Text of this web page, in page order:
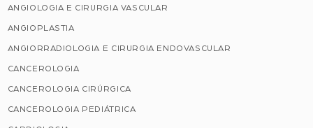
ANGIOLOGIA E CIRURGIA VASCULAR
ANGIOPLASTIA
ANGIORRADIOLOGIA E CIRURGIA ENDOVASCULAR
CANCEROLOGIA
CANCEROLOGIA CIRÚRGICA
CANCEROLOGIA PEDIÁTRICA